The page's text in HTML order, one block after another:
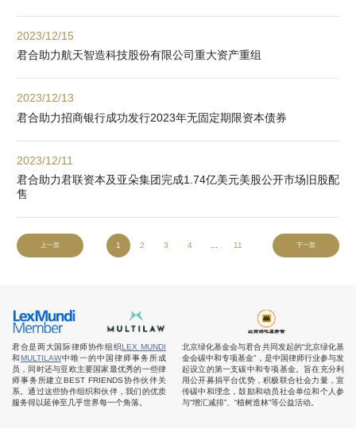
2023/12/15
君合助力航天智造科技股份有限公司重大资产重组
2023/12/13
君合助力招商银行成功发行2023年无固定期限资本债券
2023/12/11
君合助力君联资本及亚朵集团完成1.74亿美元美股公开市场旧股配
售
上一页 1 2 3 4 11 下一页
君合是两大国际律师协作组织LEX MUNDI
和MULTILAW中唯一的中国律师事务所成
员，同时还与亚欧主要国家最优秀的一些律
师事务所建立BEST FRIENDS协作伙伴关
系。通过这些协作组织和伙伴，我们的优质
服务得以延伸至几乎世界每一个角落。
北京绿化基金会与君合共同发起的“北京绿化基
金会碳中和专项基金”，是中国律师行业参与发
起设立的第一支碳中和专项基金。旨在充分利
用公开募捐平台优势，积极联合社会力量，宣
传碳中和理念，鼓励和动员社会单位和个人参
与“增汇减排”、“植树造林”等公益活动。